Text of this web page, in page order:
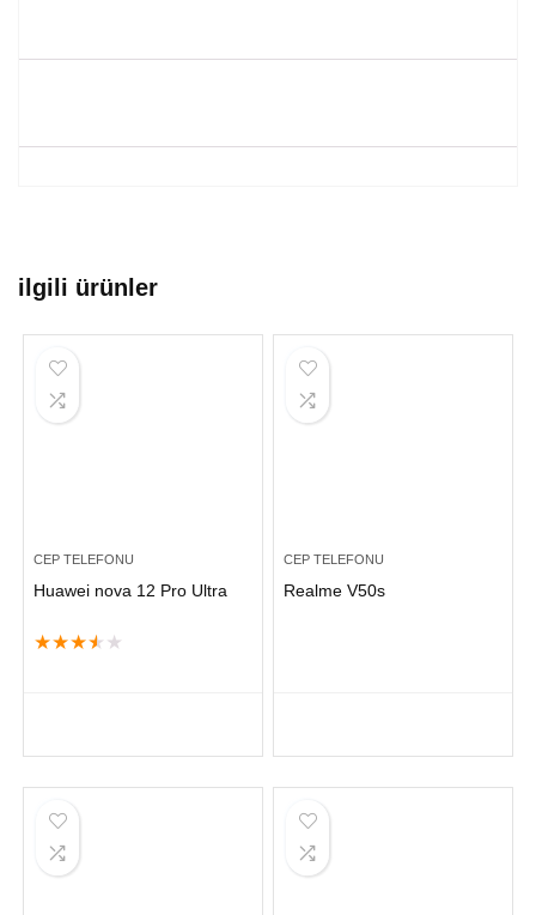
ilgili ürünler
CEP TELEFONU
Huawei nova 12 Pro Ultra
★★★★ ★
CEP TELEFONU
Realme V50s